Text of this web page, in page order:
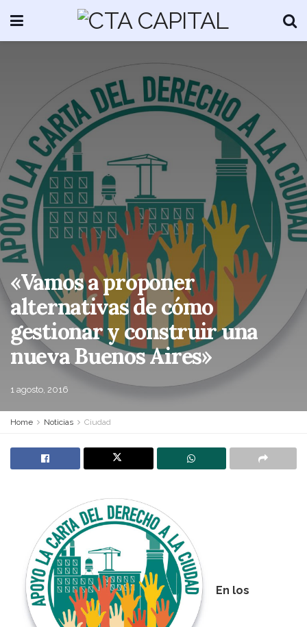
«Vamos a proponer
alternativas de cómo
gestionar y construir una
nueva Buenos Aires»
1 agosto, 2016
Home Noticias Ciudad
En los